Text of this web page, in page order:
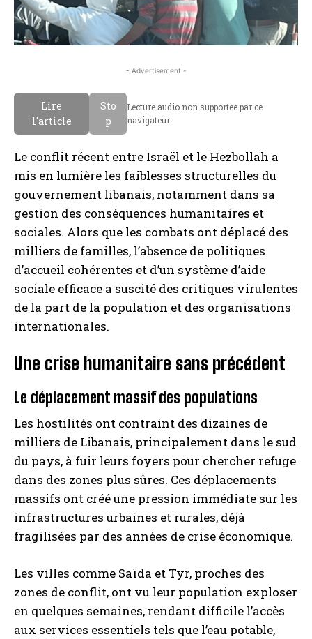
- Advertisement -
Lire
l'article
Sto
p
Lecture audio non supportee par ce
navigateur.
Le conflit récent entre Israël et le Hezbollah a
mis en lumière les faiblesses structurelles du
gouvernement libanais, notamment dans sa
gestion des conséquences humanitaires et
sociales. Alors que les combats ont déplacé des
milliers de familles, l’absence de politiques
d’accueil cohérentes et d’un système d’aide
sociale efficace a suscité des critiques virulentes
de la part de la population et des organisations
internationales.
Une crise humanitaire sans précédent
Le déplacement massif des populations
Les hostilités ont contraint des dizaines de
milliers de Libanais, principalement dans le sud
du pays, à fuir leurs foyers pour chercher refuge
dans des zones plus sûres. Ces déplacements
massifs ont créé une pression immédiate sur les
infrastructures urbaines et rurales, déjà
fragilisées par des années de crise économique.
Les villes comme Saïda et Tyr, proches des
zones de conflit, ont vu leur population exploser
en quelques semaines, rendant difficile l’accès
aux services essentiels tels que l’eau potable,